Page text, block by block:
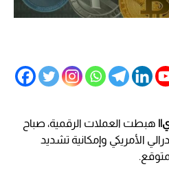
هبطت العملات الرقمية، صباح
الأمريكي وإمكانية تشديد